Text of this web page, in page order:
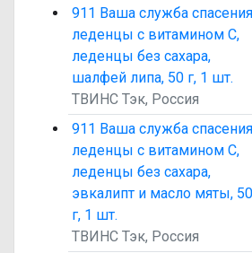
911 Ваша служба спасения
леденцы с витамином C,
леденцы без сахара,
шалфей липа, 50 г, 1 шт.
ТВИНС Тэк, Россия
911 Ваша служба спасения
леденцы с витамином C,
леденцы без сахара,
эвкалипт и масло мяты, 50
г, 1 шт.
ТВИНС Тэк, Россия